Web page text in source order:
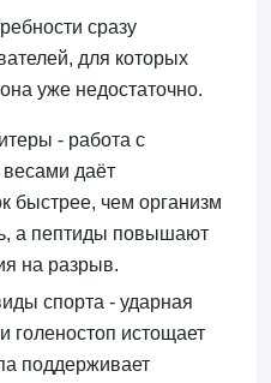
сразу
для которых
уже недостаточно.
- работа с
даёт
быстрее, чем организм
а пептиды повышают
на разрыв.
спорта - ударная
голеностоп истощает
поддерживает